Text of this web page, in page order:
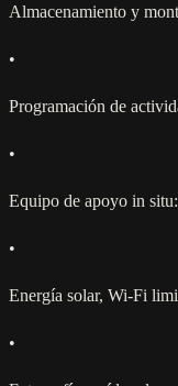
Almacenamiento y
•
Programación de
•
Equipo de apoyo in
•
Energía solar, Wi-Fi
•